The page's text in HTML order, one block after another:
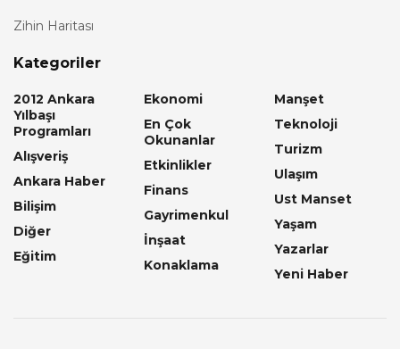
Zihin Haritası
Kategoriler
2012 Ankara
Yılbaşı
Programları
Alışveriş
Ankara Haber
Bilişim
Diğer
Eğitim
Ekonomi
En Çok
Okunanlar
Etkinlikler
Finans
Gayrimenkul
İnşaat
Konaklama
Manşet
Teknoloji
Turizm
Ulaşım
Ust Manset
Yaşam
Yazarlar
Yeni Haber